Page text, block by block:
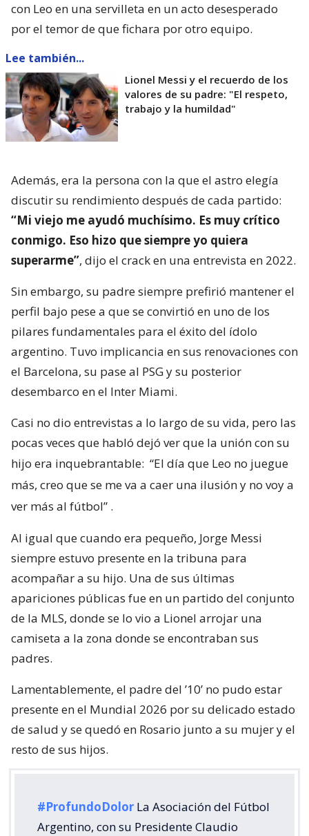
con Leo en una servilleta en un acto desesperado
por el temor de que fichara por otro equipo.
Lee también...
Lionel Messi y el recuerdo de los
valores de su padre: "El respeto,
trabajo y la humildad"
Además, era la persona con la que el astro elegía
discutir su rendimiento después de cada partido:
“Mi viejo me ayudó muchísimo. Es muy crítico
conmigo. Eso hizo que siempre yo quiera
superarme”, dijo el crack en una entrevista en 2022.
Sin embargo, su padre siempre prefirió mantener el
perfil bajo pese a que se convirtió en uno de los
pilares fundamentales para el éxito del ídolo
argentino. Tuvo implicancia en sus renovaciones con
el Barcelona, su pase al PSG y su posterior
desembarco en el Inter Miami.
Casi no dio entrevistas a lo largo de su vida, pero las
pocas veces que habló dejó ver que la unión con su
hijo era inquebrantable: “El día que Leo no juegue
más, creo que se me va a caer una ilusión y no voy a
ver más al fútbol” .
Al igual que cuando era pequeño, Jorge Messi
siempre estuvo presente en la tribuna para
acompañar a su hijo. Una de sus últimas
apariciones públicas fue en un partido del conjunto
de la MLS, donde se lo vio a Lionel arrojar una
camiseta a la zona donde se encontraban sus
padres.
Lamentablemente, el padre del ’10’ no pudo estar
presente en el Mundial 2026 por su delicado estado
de salud y se quedó en Rosario junto a su mujer y el
resto de sus hijos.
#ProfundoDolor La Asociación del Fútbol
Argentino, con su Presidente Claudio